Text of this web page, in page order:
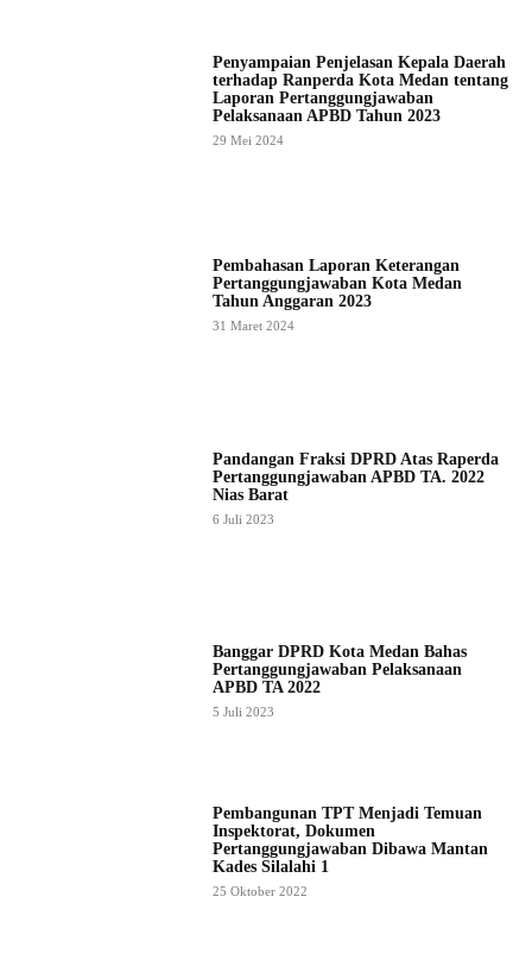
Penyampaian Penjelasan Kepala Daerah
terhadap Ranperda Kota Medan tentang
Laporan Pertanggungjawaban
Pelaksanaan APBD Tahun 2023
29 Mei 2024
Pembahasan Laporan Keterangan
Pertanggungjawaban Kota Medan
Tahun Anggaran 2023
31 Maret 2024
Pandangan Fraksi DPRD Atas Raperda
Pertanggungjawaban APBD TA. 2022
Nias Barat
6 Juli 2023
Banggar DPRD Kota Medan Bahas
Pertanggungjawaban Pelaksanaan
APBD TA 2022
5 Juli 2023
Pembangunan TPT Menjadi Temuan
Inspektorat, Dokumen
Pertanggungjawaban Dibawa Mantan
Kades Silalahi 1
25 Oktober 2022